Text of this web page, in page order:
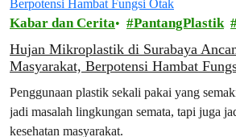
Kabar dan Cerita PantangPlastik
Hujan Mikroplastik di Surabaya
Masyarakat, Berpotensi Hambat
Penggunaan plastik sekali pakai yang
jadi masalah lingkungan semata, tapi juga
kesehatan masyarakat.